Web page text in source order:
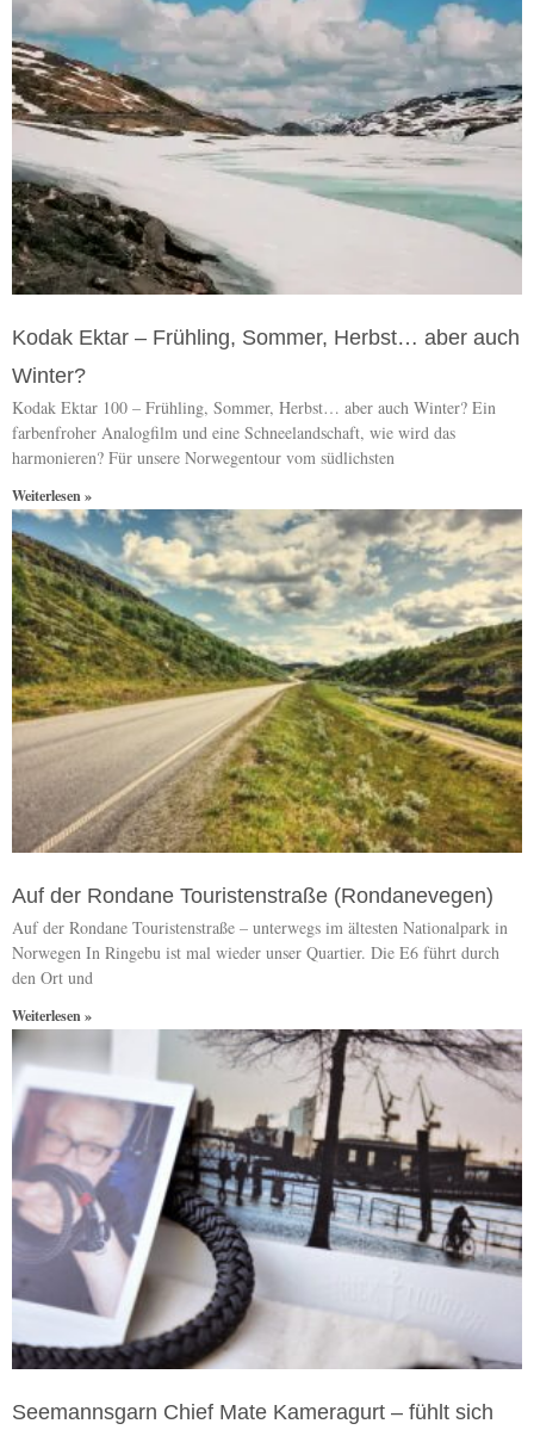
Kodak Ektar – Frühling, Sommer, Herbst… aber auch
Winter?
Kodak Ektar 100 – Frühling, Sommer, Herbst… aber auch Winter? Ein
farbenfroher Analogfilm und eine Schneelandschaft, wie wird das
harmonieren? Für unsere Norwegentour vom südlichsten
Weiterlesen »
Auf der Rondane Touristenstraße (Rondanevegen)
Auf der Rondane Touristenstraße – unterwegs im ältesten Nationalpark in
Norwegen In Ringebu ist mal wieder unser Quartier. Die E6 führt durch
den Ort und
Weiterlesen »
Seemannsgarn Chief Mate Kameragurt – fühlt sich